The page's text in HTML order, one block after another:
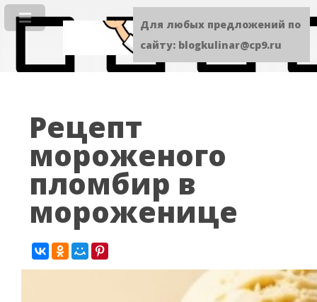
Рецепт
мороженого
пломбир в
мороженице
Для любых предложений по
сайту: blogkulinar@cp9.ru